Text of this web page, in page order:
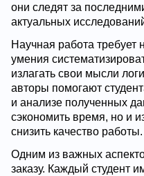
они следят за
актуальных
Научная работа требует
умения
излагать свои мысли
авторы помогают
и анализе полученных
сэкономить время, но и
снизить качество работы.
Одним из важных
заказу. Каждый студент